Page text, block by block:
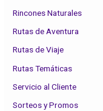
Rincones Naturales
Rutas de Aventura
Rutas de Viaje
Rutas Temáticas
Servicio al Cliente
Sorteos y Promos